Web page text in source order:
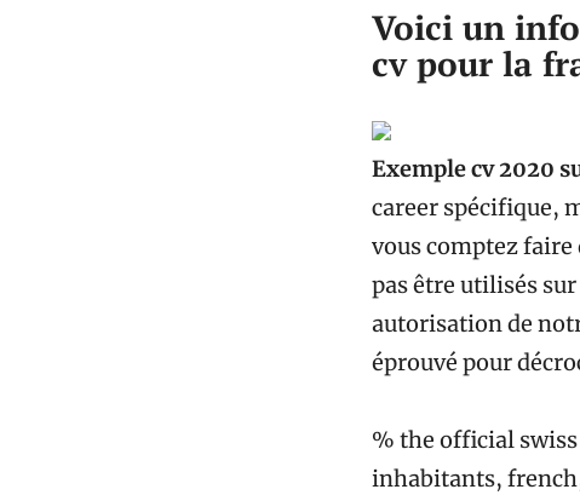
Voici un
cv pour la
Exemple cv 2020
career spécifique,
vous comptez
pas être utilisés
autorisation de
éprouvé pour
% the official
inhabitants,